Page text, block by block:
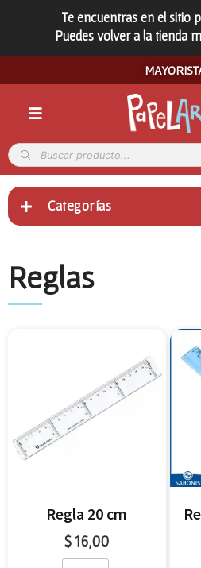
Te encuentras en el sitio
Puedes volver a la tienda
Categorías
Reglas
Regla 20 cm
$16,00